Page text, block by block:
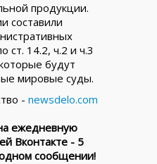
продукции.
составили
ст. 14.2, ч.2 и ч.3
будут
мировые суды.
- newsdelo.com
ежедневную
Вконтакте - 5
сообщении!